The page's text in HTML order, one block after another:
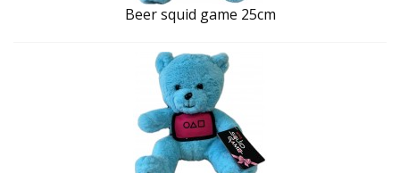
Beer squid game 25cm